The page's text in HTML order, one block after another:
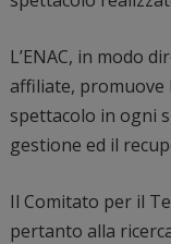
L’ENAC, in modo
affiliate, promuove
spettacolo in ogni
gestione ed il
Il Comitato per il
pertanto alla